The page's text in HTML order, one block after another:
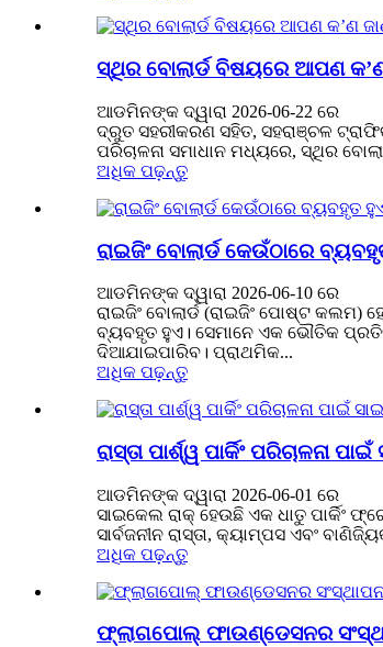
ସ୍ଥିର ବୋଲାର୍ଡ ବିଷୟରେ ଆପଣ
ଆଡମିନଙ୍କ ଦ୍ୱାରା 2026-06-22 ରେ
ଦ୍ରୁତ ସହରୀକରଣ ସହିତ, ସହରାଞ୍ଚଳ
ପରିଚାଳନା ସମାଧାନ ମଧ୍ୟରେ, ସ୍ଥିର
ଅଧିକ ପଢ଼ନ୍ତୁ
ରାଇଜିଂ ବୋଲାର୍ଡ କେଉଁଠାରେ
ଆଡମିନଙ୍କ ଦ୍ୱାରା 2026-06-10 ରେ
ରାଇଜିଂ ବୋଲାର୍ଡ (ରାଇଜିଂ ପୋଷ୍ଟ
ବ୍ୟବହୃତ ହୁଏ। ସେମାନେ ଏକ ଭୌତିକ
ଦିଆଯାଇପାରିବ। ପ୍ରାଥମିକ...
ଅଧିକ ପଢ଼ନ୍ତୁ
ରାସ୍ତା ପାର୍ଶ୍ୱ ପାର୍କିଂ ପରିଚାଳନା
ଆଡମିନଙ୍କ ଦ୍ୱାରା 2026-06-01 ରେ
ସାଇକେଲ ରାକ୍ ହେଉଛି ଏକ ଧାତୁ ପାର୍କିଂ
ସାର୍ବଜନୀନ ରାସ୍ତା, କ୍ୟାମ୍ପସ ଏବଂ
ଅଧିକ ପଢ଼ନ୍ତୁ
ଫ୍ଲାଗପୋଲ୍ ଫାଉଣ୍ଡେସନର